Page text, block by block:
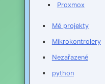
Proxmox
Mé projekty
Mikrokontrolery
Nezařazené
python